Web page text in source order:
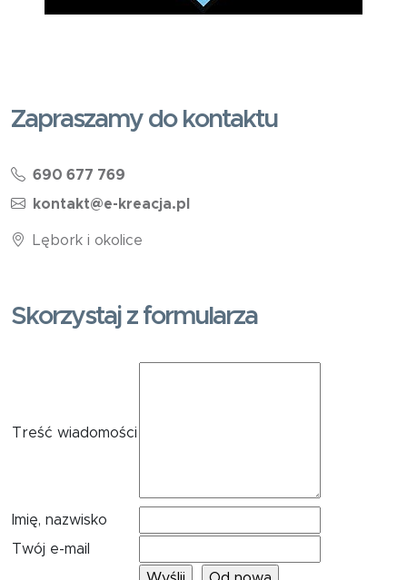
Zapraszamy do kontaktu
690 677 769
kontakt@e-kreacja.pl
Lębork i okolice
Skorzystaj z formularza
Treść wiadomości
Imię, nazwisko
Twój e-mail